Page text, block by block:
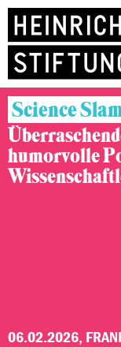
Science
humorvolle
06.02.2026,